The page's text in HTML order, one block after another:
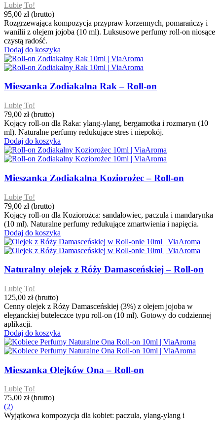
Lubię To!
95,00 zł (brutto)
Rozgrzewająca kompozycja przypraw korzennych, pomarańczy i
wanilii z olejem jojoba (10 ml). Luksusowe perfumy roll-on niosące
czystą radość.
Dodaj do koszyka
Mieszanka Zodiakalna Rak – Roll-on
Lubię To!
79,00 zł (brutto)
Kojący roll-on dla Raka: ylang-ylang, bergamotka i rozmaryn (10
ml). Naturalne perfumy redukujące stres i niepokój.
Dodaj do koszyka
Mieszanka Zodiakalna Koziorożec – Roll-on
Lubię To!
79,00 zł (brutto)
Kojący roll-on dla Koziorożca: sandałowiec, paczula i mandarynka
(10 ml). Naturalne perfumy redukujące zmartwienia i napięcia.
Dodaj do koszyka
Naturalny olejek z Róży Damasceńskiej – Roll-on
Lubię To!
125,00 zł (brutto)
Cenny olejek z Róży Damasceńskiej (3%) z olejem jojoba w
eleganckiej buteleczce typu roll-on (10 ml). Gotowy do codziennej
aplikacji.
Dodaj do koszyka
Mieszanka Olejków Ona – Roll-on
Lubię To!
75,00 zł (brutto)
(2)
Wyjątkowa kompozycja dla kobiet: paczula, ylang-ylang i